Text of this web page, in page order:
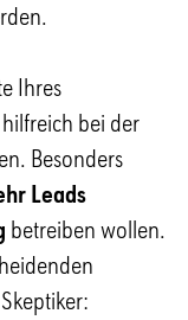
Ihres
bei der
Besonders
Leads
betreiben wollen.